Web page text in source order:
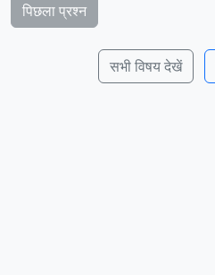
पिछला प्रश्न
सभी विषय देखें